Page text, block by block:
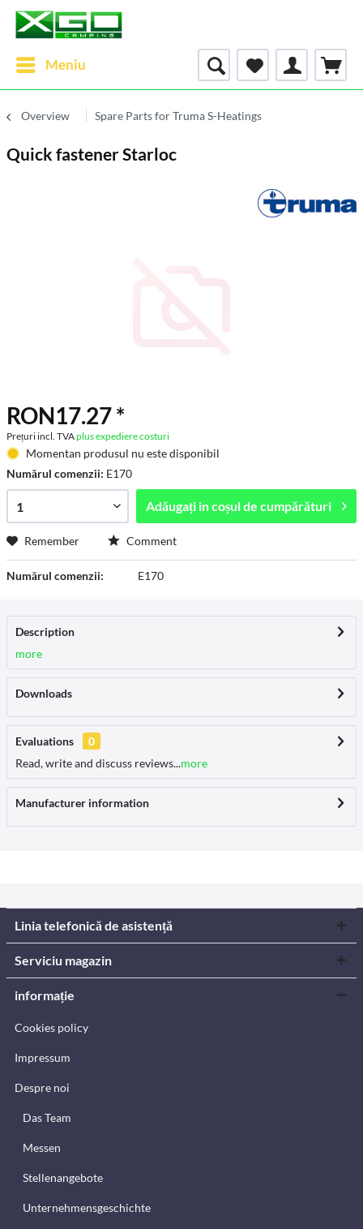
Meniu
Overview Spare Parts for Truma S-Heatings
Quick fastener Starloc
RON17.27 *
Prețuri incl. TVAplus expediere costuri
Momentan produsul nu este disponibil
Numărul comenzii: E170
Adăugați incoșul de cumpărături
Remember Comment
Numărul comenzii: E170
Description
more
Downloads
Evaluations
0
Read, write and discuss reviews...more
Manufacturer information
Linia telefonică de asistență
Serviciu magazin
informație
Cookies policy
Impressum
Despre noi
Das Team
Messen
Stellenangebote
Unternehmensgeschichte